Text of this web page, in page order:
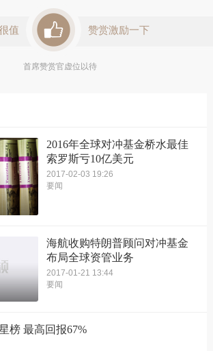
值 赞赏激励一下
首席赞赏官虚位以待
2016年全球对冲基金桥水最佳
索罗斯亏10亿美元
2017-02-03 19:26
要闻
海航收购特朗普顾问对冲基金
布局全球资管业务
2017-01-21 13:44
要闻
榜 最高回报67%